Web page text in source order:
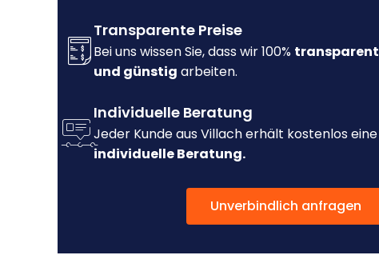
Transparente Preise
Bei uns wissen Sie, dass wir 100% transparent
und günstig arbeiten.
Individuelle Beratung
Jeder Kunde aus Villach erhält kostenlos eine
individuelle Beratung.
Unverbindlich anfragen